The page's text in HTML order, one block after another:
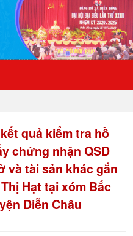
quả kiểm tra hồ
chứng nhận QSD
và tài sản khác gắn
Hạt tại xóm Bắc
Diễn Châu